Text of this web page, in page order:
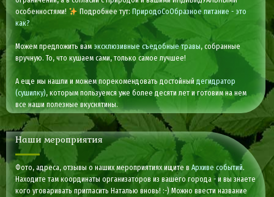
особенностями!
Подробнее тут: ПриродоСоОбразное питание - это
как?
Можем предложить вам эксклюзивные съедобные травы, собранные
вручную. То, что кушаем сами, только самое лучшее!
А еще мы нашли и можем порекомендовать достойныйдегидратор
(сушилку), которым пользуемся уже более десяти лет и готовим на нем
все наши полезные вкуснятины.
Наши мероприятия
Фото, адреса, отзывы о наших мероприятиях ищите вАрхиве событий.
Находите там координаты организаторов из вашего города - и вы знаете
кого уговаривать пригласить Наталью вновь! :-) Можно ввести название